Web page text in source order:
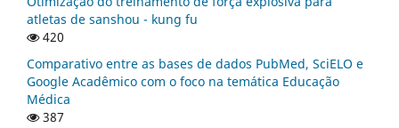
atletas de sanshou - kung fu
420
Comparativo entre as bases de dados PubMed, SciELO e
Google Acadêmico com o foco na temática Educação
Médica
387